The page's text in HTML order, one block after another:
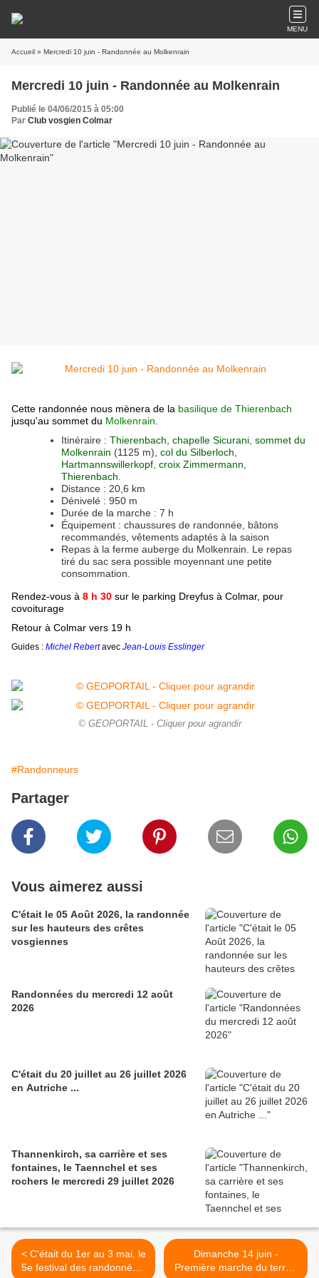
MENU
Accueil » Mercredi 10 juin - Randonnée au Molkenrain
Mercredi 10 juin - Randonnée au Molkenrain
Publié le 04/06/2015 à 05:00
Par Club vosgien Colmar
Cette randonnée nous mènera de la basilique de Thierenbach
jusqu'au sommet du Molkenrain
Itinéraire : Thierenbach, chapelle Sicurani, sommet du
Molkenrain (1125 m), col du Silberloch,
Hartmannswillerkopf, croix Zimmermann,
Thierenbach
Distance : 20,6 km
Dénivelé : 950 m
Durée de la marche : 7 h
Équipement : chaussures de randonnée, bâtons
recommandés, vêtements adaptés à la saison
Repas à la ferme auberge du Molkenrain. Le repas
tiré du sac sera possible moyennant une petite
consommation.
Rendez-vous à 8 h 30 sur le parking Dreyfus à Colmar, pour
covoiturage
Retour à Colmar vers 19 h
Guides : Michel Rebertavec Jean-Louis Esslinger
© GEOPORTAIL - Cliquer pour agrandir
#Randonneurs
Partager
Vous aimerez aussi
C'était le 05 Août 2026, la randonnée
sur les hauteurs des crêtes
vosgiennes
Randonnées du mercredi 12 août
2026
C'était du 20 juillet au 26 juillet 2026
en Autriche ...
Thannenkirch, sa carrière et ses
fontaines, le Taennchel et ses
rochers le mercredi 29 juillet 2026
< C'était du 1er au 3 mai, le
5e festival des randonnées,
Dimanche 14 juin -
Première marche du terroir